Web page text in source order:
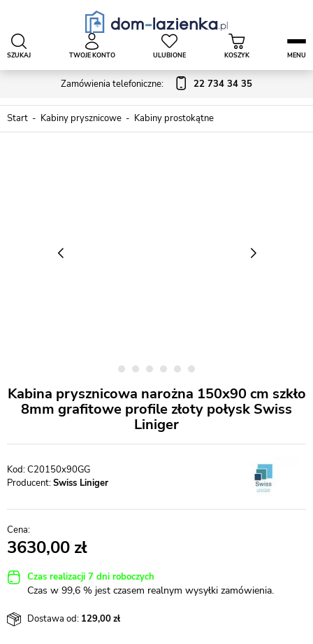
Zamówienia telefoniczne: 22 734 34 35
SZUKAJ TWOJE KONTO ULUBIONE KOSZYK MENU
Start Kabiny prysznicowe Kabiny prostokątne
Kabina prysznicowa narożna 150x90 cm szkło
8mm grafitowe profile złoty połysk Swiss
Liniger
C20150x90GG
Producent:Swiss Liniger
3630,00
Czas realizacji 7 dni roboczych
Czas w 99,6 % jest czasem realnym wysyłki zamówienia.
Dostawa od: 129,00